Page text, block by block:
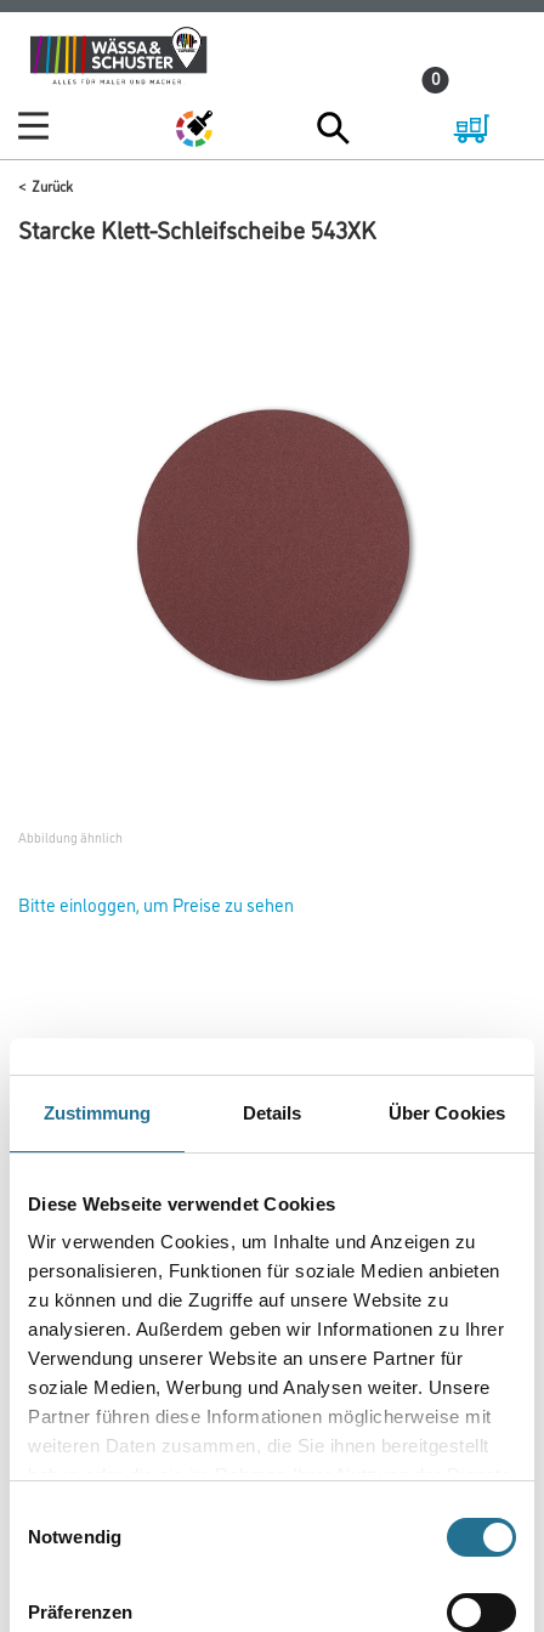
Zustimmung Details Über Cookies
Diese Webseite verwendet Cookies
Wir verwenden Cookies, um Inhalte und Anzeigen zu
personalisieren, Funktionen für soziale Medien anbieten
zu können und die Zugriffe auf unsere Website zu
analysieren. Außerdem geben wir Informationen zu Ihrer
Verwendung unserer Website an unsere Partner für
soziale Medien, Werbung und Analysen weiter. Unsere
Partner führen diese Informationen möglicherweise mit
weiteren Daten zusammen, die Sie ihnen bereitgestellt
Notwendig
Präferenzen
Zum
Inhalt
Zum
Navigationsmenü
0
Zurück
Starcke Klett-Schleifscheibe 543XK
Abbildung ähnlich
Bitte einloggen, um Preise zu sehen
ungelocht #176191
Art-Nr.:4086-006152
Körnung
Umrechnungsfaktoren